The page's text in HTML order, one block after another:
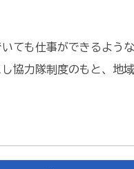
ても仕事ができるよう
協力隊制度のもと、地